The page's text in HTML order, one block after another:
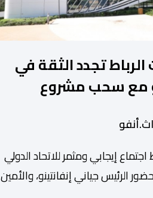
تجدد الثقة في
مع سحب مشروع
إيجابي ومثمر للاتحاد الدولي
الرئيس جياني إنفانتينو، والأمين